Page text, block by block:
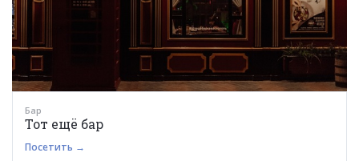
Бар
Тот ещё бар
Посетить →